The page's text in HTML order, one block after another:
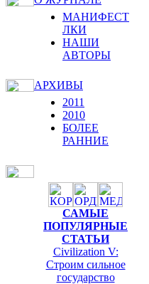
МАНИФЕСТ
ЛКИ
НАШИ
АВТОРЫ
АРХИВЫ
2011
2010
БОЛЕЕ
РАННИЕ
САМЫЕ
ПОПУЛЯРНЫЕ
СТАТЬИ
Civilization V:
Строим сильное
государство